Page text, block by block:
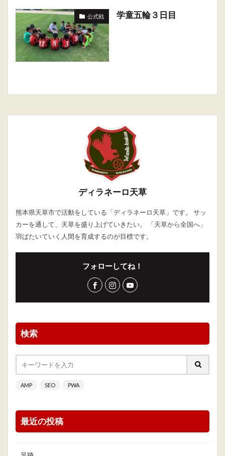
公式戦 学童五輪３日目
ディラネーロ天草
熊本県天草市で活動をしている「ディラネーロ天草」です。 サッ
カーを通して、天草を盛り上げていきたい。 「天草から全国へ」
羽ばたいていく人間を育成するのが目標です。
フォローしてね！
検索
AMP SEO PWA
最近の投稿